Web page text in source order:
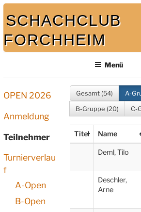
Zum
Inhalt
springen
SCHACHCLUB
FORCHHEIM
Menü
OPEN 2026
Anmeldung
Teilnehmer
Turnierverlau
f
A-Open
B-Open
Gesamt (54)
A-
B-Gruppe (20)
C-
Titel Name
Deml, Tilo
Deschler,
Arne